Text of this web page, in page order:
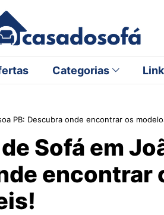
Categorias
PB: Descubra onde encontrar os
Sofá em
encontrar